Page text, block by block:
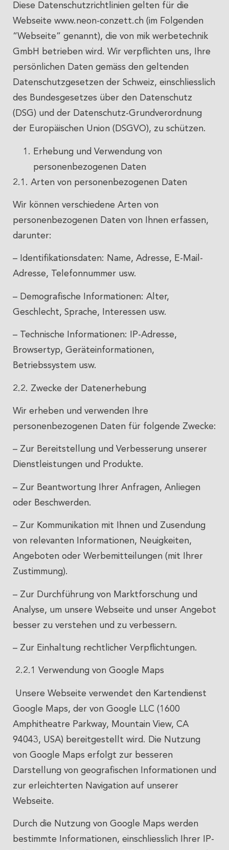
Diese Datenschutzrichtlinien gelten für die
Webseite www.neon-conzett.ch (im Folgenden
“Webseite” genannt), die von mik werbetechnik
GmbH betrieben wird. Wir verpflichten uns, Ihre
persönlichen Daten gemäss den geltenden
Datenschutzgesetzen der Schweiz, einschliesslich
des Bundesgesetzes über den Datenschutz
(DSG) und der Datenschutz-Grundverordnung
der Europäischen Union (DSGVO), zu schützen.
Erhebung und Verwendung von
personenbezogenen Daten
2.1. Arten von personenbezogenen Daten
Wir können verschiedene Arten von
personenbezogenen Daten von Ihnen erfassen,
darunter:
– Identifikationsdaten: Name, Adresse, E-Mail-
Adresse, Telefonnummer usw.
– Demografische Informationen: Alter,
Geschlecht, Sprache, Interessen usw.
– Technische Informationen: IP-Adresse,
Browsertyp, Geräteinformationen,
Betriebssystem usw.
2.2. Zwecke der Datenerhebung
Wir erheben und verwenden Ihre
personenbezogenen Daten für folgende Zwecke:
– Zur Bereitstellung und Verbesserung unserer
Dienstleistungen und Produkte.
– Zur Beantwortung Ihrer Anfragen, Anliegen
oder Beschwerden.
– Zur Kommunikation mit Ihnen und Zusendung
von relevanten Informationen, Neuigkeiten,
Angeboten oder Werbemitteilungen (mit Ihrer
Zustimmung).
– Zur Durchführung von Marktforschung und
Analyse, um unsere Webseite und unser Angebot
besser zu verstehen und zu verbessern.
– Zur Einhaltung rechtlicher Verpflichtungen.
2.2.1 Verwendung von Google Maps
Unsere Webseite verwendet den Kartendienst
Google Maps, der von Google LLC (1600
Amphitheatre Parkway, Mountain View, CA
94043, USA) bereitgestellt wird. Die Nutzung
von Google Maps erfolgt zur besseren
Darstellung von geografischen Informationen und
zur erleichterten Navigation auf unserer
Webseite.
Durch die Nutzung von Google Maps werden
bestimmte Informationen, einschliesslich Ihrer IP-